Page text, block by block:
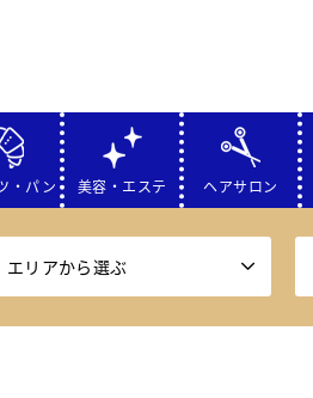
・パン 美容・エステ ヘアサロン
エリアから選ぶ